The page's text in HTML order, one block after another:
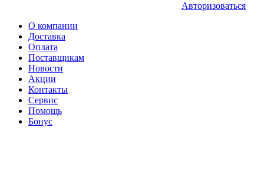
Авторизоваться
О компании
Доставка
Оплата
Поставщикам
Новости
Акции
Контакты
Сервис
Помощь
Бонус